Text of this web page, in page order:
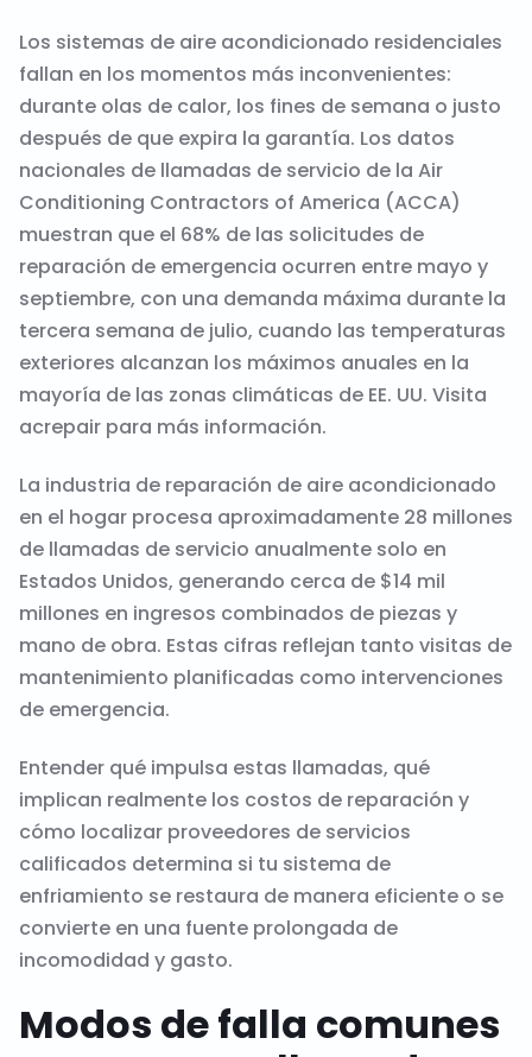
Los sistemas de aire acondicionado residenciales
fallan en los momentos más inconvenientes:
durante olas de calor, los fines de semana o justo
después de que expira la garantía. Los datos
nacionales de llamadas de servicio de la Air
Conditioning Contractors of America (ACCA)
muestran que el 68% de las solicitudes de
reparación de emergencia ocurren entre mayo y
septiembre, con una demanda máxima durante la
tercera semana de julio, cuando las temperaturas
exteriores alcanzan los máximos anuales en la
mayoría de las zonas climáticas de EE. UU. Visita
acrepairpara más información.
La industria de reparación de aire acondicionado
en el hogar procesa aproximadamente 28 millones
de llamadas de servicio anualmente solo en
Estados Unidos, generando cerca de $14 mil
millones en ingresos combinados de piezas y
mano de obra. Estas cifras reflejan tanto visitas de
mantenimiento planificadas como intervenciones
de emergencia.
Entender qué impulsa estas llamadas, qué
implican realmente los costos de reparación y
cómo localizar proveedores de servicios
calificados determina si tu sistema de
enfriamiento se restaura de manera eficiente o se
convierte en una fuente prolongada de
incomodidad y gasto.
Modos de falla comunes